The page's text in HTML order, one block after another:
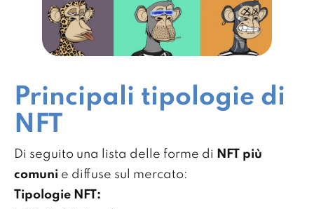
Principali tipologie di
NFT
Di seguito una lista delle forme di NFT più
comuni e diffuse sul mercato:
Tipologie NFT: